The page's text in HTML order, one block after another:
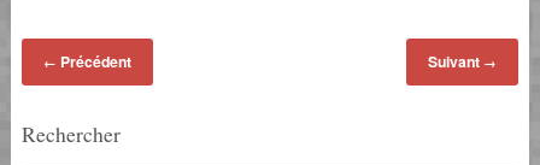
← Précédent Suivant →
Rechercher